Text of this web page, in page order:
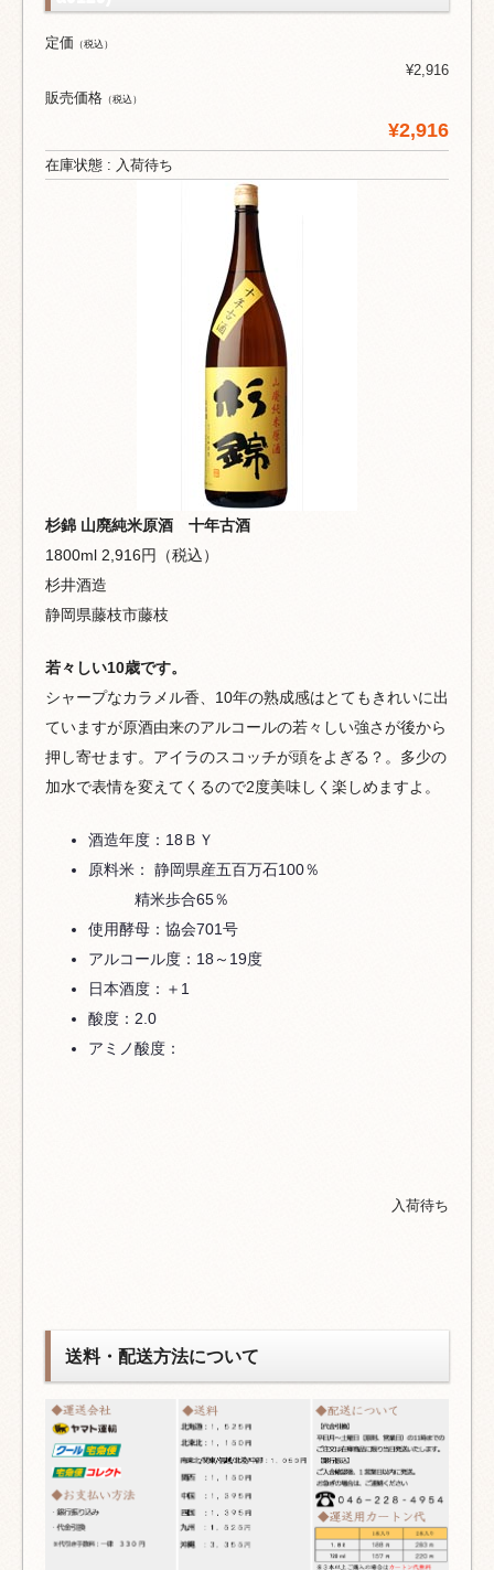
定価 （税込）
¥2,916
販売価格 （税込）
¥2,916
在庫状態 : 入荷待ち
杉錦 山廃純米原酒 十年古酒
1800ml 2,916円（税込）
杉井酒造
静岡県藤枝市藤枝
若々しい10歳です。
シャープなカラメル香、10年の熟成感はとてもきれいに出
ていますが原酒由来のアルコールの若々しい強さが後から
押し寄せます。アイラのスコッチが頭をよぎる？。多少の
加水で表情を変えてくるので2度美味しく楽しめますよ。
酒造年度：18ＢＹ
原料米： 静岡県産五百万石100％
精米歩合65％
使用酵母：協会701号
アルコール度：18～19度
日本酒度：＋1
酸度：2.0
アミノ酸度：
入荷待ち
送料・配送方法について